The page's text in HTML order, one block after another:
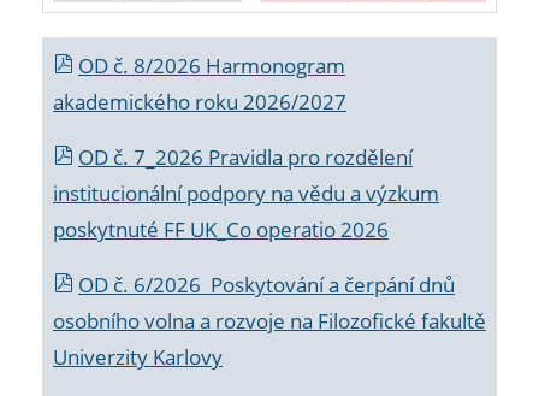
OD č. 8/2026 Harmonogram
akademického roku 2026/2027
OD č. 7_2026 Pravidla pro rozdělení
institucionální podpory na vědu a výzkum
poskytnuté FF UK_Co operatio 2026
OD č. 6/2026 Poskytování a čerpání dnů
osobního volna a rozvoje na Filozofické fakultě
Univerzity Karlovy